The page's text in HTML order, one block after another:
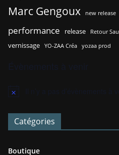
Marc Gengoux new release
performance release Retour
vernissage YO-ZAA Créa yozaa prod
N
t
c
Catégories
Boutique